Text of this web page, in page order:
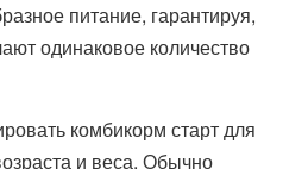
питание, гарантируя,
одинаковое количество
комбикорм старт для
и веса. Обычно